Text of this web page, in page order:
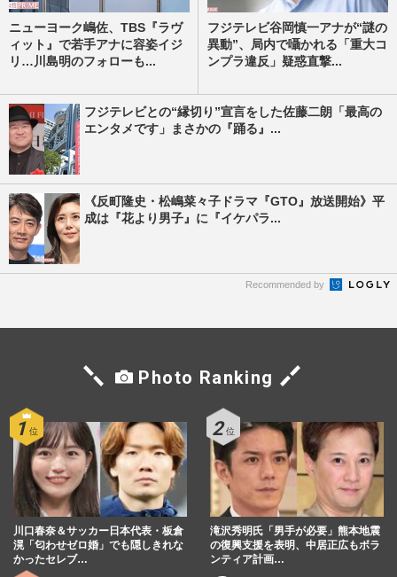
ニューヨーク嶋佐、TBS『ラヴ
ィット』で若手アナに容姿イジ
リ…川島明のフォローも...
フジテレビ谷岡慎一アナが“謎の
異動”、局内で囁かれる「重大コ
ンプラ違反」疑惑直撃...
フジテレビとの“縁切り”宣言をした佐藤二朗「最高の
エンタメです」まさかの『踊る』...
《反町隆史・松嶋菜々子ドラマ『GTO』放送開始》平
成は『花より男子』に『イケパラ...
Recommended by
Photo Ranking
川口春奈＆サッカー日本代表・板倉
滉「匂わせゼロ婚」でも隠しきれな
かったセレブ…
滝沢秀明氏「男手が必要」熊本地震
の復興支援を表明、中居正広もボラ
ンティア計画…